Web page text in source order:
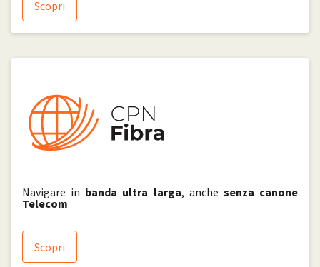
Scopri
Navigare in banda ultra larga, anche senza canone
Telecom
Scopri